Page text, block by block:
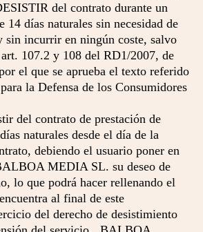
del contrato durante un
14 días naturales sin necesidad de
incurrir en ningún coste, salvo
107.2 y 108 del RD1/2007, de
el que se aprueba el texto referido
la Defensa de los Consumidores
del contrato de prestación de
naturales desde el día de la
debiendo el usuario poner en
MEDIA SL. su deseo de
lo que podrá hacer rellenando el
al final de este
del derecho de desistimiento